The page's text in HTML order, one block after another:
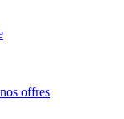
offres